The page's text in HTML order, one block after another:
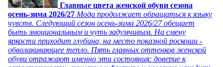
Главные цвета женской обуви сезона
осень-зима 2026/27 Мода продолжает обращаться к языку
чувств. Следующий сезон осень-зима 2026/27 обещает
быть эмоциональным и чуть задумчивым. На смену
яркости приходит глубина, на место показной роскоши -
обволакивающее тепло. Пять главных оттенков женской
обуви отражают именно эти состояния: доверие к